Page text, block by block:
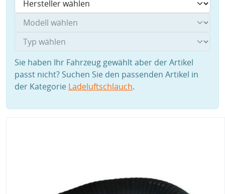
Sie haben Ihr Fahrzeug gewählt aber der Artikel
passt nicht? Suchen Sie den passenden Artikel in
der Kategorie Ladeluftschlauch.